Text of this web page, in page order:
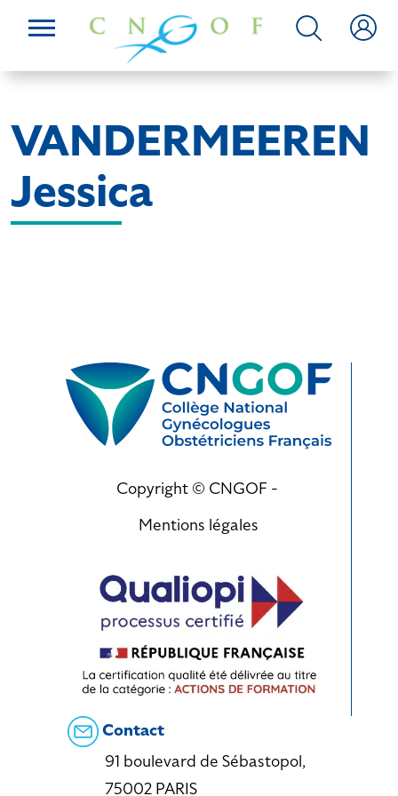
VANDERMEEREN
Jessica
Copyright © CNGOF -
Mentions légales
Contact
91 boulevard de Sébastopol,
75002 PARIS